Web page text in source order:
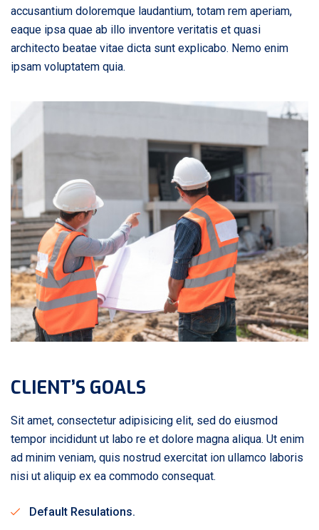
accusantium doloremque laudantium, totam rem aperiam,
eaque ipsa quae ab illo inventore veritatis et quasi
architecto beatae vitae dicta sunt explicabo. Nemo enim
ipsam voluptatem quia.
CLIENT’S GOALS
Sit amet, consectetur adipisicing elit, sed do eiusmod
tempor incididunt ut labo re et dolore magna aliqua. Ut enim
ad minim veniam, quis nostrud exercitat ion ullamco laboris
nisi ut aliquip ex ea commodo consequat.
Default Resulations.